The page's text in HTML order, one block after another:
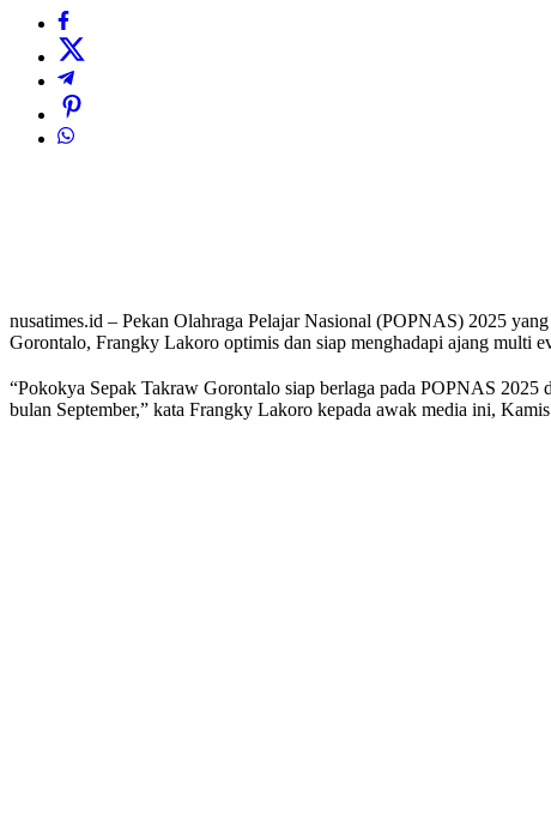
nusatimes.id – Pekan Olahraga Pelajar Nasional (POPNAS) 2025
Gorontalo, Frangky Lakoro optimis dan siap menghadapi ajang multi
“Pokokya Sepak Takraw Gorontalo siap berlaga pada POPNAS 2025
bulan September,” kata Frangky Lakoro kepada awak media ini,